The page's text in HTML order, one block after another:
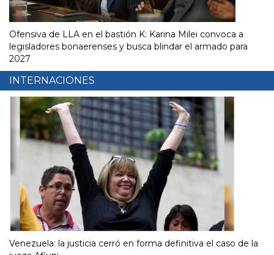
Ofensiva de LLA en el bastión K: Karina Milei convoca a
legisladores bonaerenses y busca blindar el armado para
2027
INTERNACIONES
Venezuela: la justicia cerró en forma definitiva el caso de la